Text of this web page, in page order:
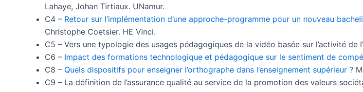
Lahaye, Johan Tirtiaux. UNamur.
C4 – Retour sur l’implémentation d’une approche-programme pour un nouveau
Christophe Coetsier. HE Vinci.
C5 – Vers une typologie des usages pédagogiques de la vidéo basée sur l’activité
C6 – Impact des formations technologique et pédagogique sur le sentiment de
C8 – Quels dispositifs pour enseigner l’orthographe dans l’enseignement supérieur ?
C9 – La définition de l’assurance qualité au service de la promotion des valeurs